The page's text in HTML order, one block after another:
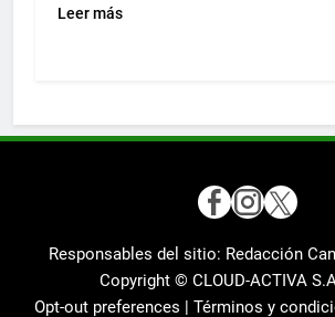
Leer más
Responsables del sitio: Redacción
Copyright © CLOUD-ACTIVA
Opt-out preferences | Términos y